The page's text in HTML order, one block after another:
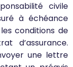
civile
à échéance
conditions de
d’assurance.
une lettre